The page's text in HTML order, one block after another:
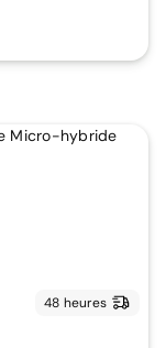
48 heures